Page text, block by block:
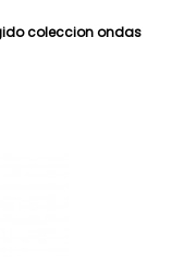
coleccion ondas